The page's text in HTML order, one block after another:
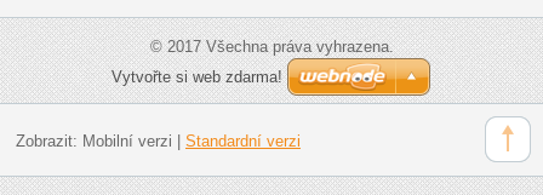
© 2017 Všechna práva vyhrazena.
Vytvořte si web zdarma!
Zobrazit: Mobilní verzi Standardní verzi